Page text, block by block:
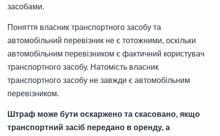
засобами.
Поняття власник транспортного засобу та
автомобільний перевізник не є тотожними, оскільки
автомобільним перевізником є фактичний користувач
транспортного засобу. Натомість власник
транспортного засобу не завжди є автомобільним
перевізником.
Штраф може бути оскаржено та скасовано, якщо
транспортний засіб передано в оренду, а